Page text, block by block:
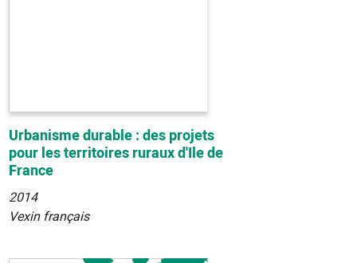
Urbanisme durable : des projets
pour les territoires ruraux d'Ile de
France
2014
Vexin français